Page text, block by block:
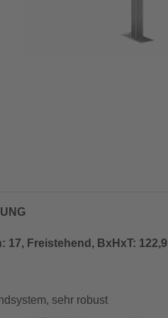
17, Freistehend, BxHxT:
sehr robust